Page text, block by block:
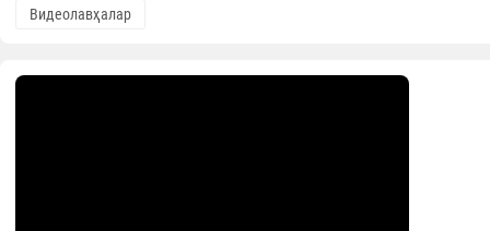
Видеолавҳалар